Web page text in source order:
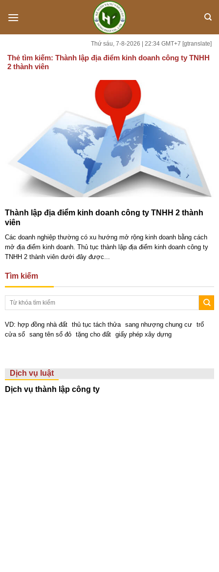
Thứ sáu, 7-8-2026 | 22:34 GMT+7 [gtranslate]
Thẻ tìm kiếm: Thành lập địa điểm kinh doanh công ty TNHH
2 thành viên
Thành lập địa điểm kinh doanh công ty TNHH 2 thành
viên
Các doanh nghiệp thường có xu hướng mở rộng kinh doanh bằng cách
mở địa điểm kinh doanh. Thủ tục thành lập địa điểm kinh doanh công ty
TNHH 2 thành viên dưới đây được...
Tìm kiếm
VD: hợp đồng nhà đất thủ tục tách thửa sang nhượng chung cư
trổ
cửa sổ
sang tên sổ đỏ tặng cho đất giấy phép xây dựng
Dịch vụ luật
Dịch vụ thành lập công ty